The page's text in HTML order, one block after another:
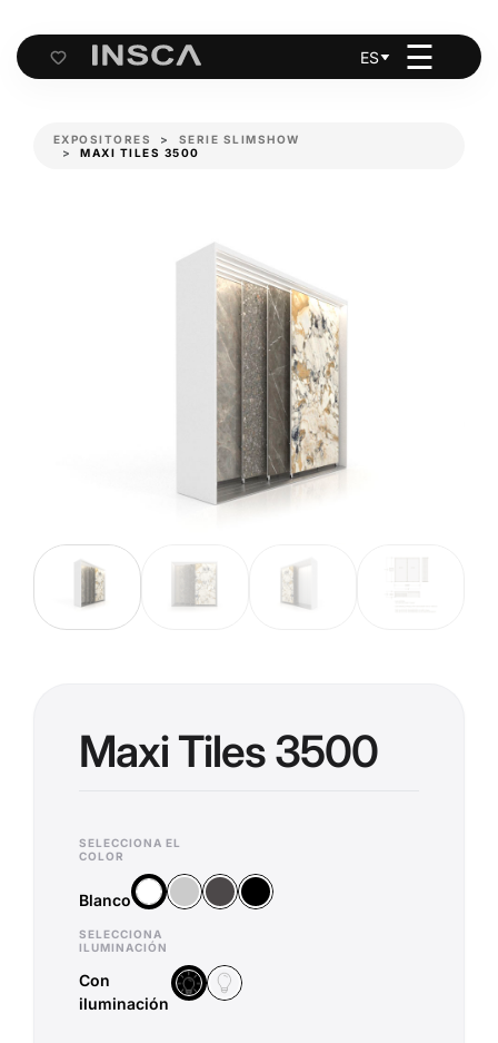
Cart
ES ☰
EXPOSITORES
SERIE SLIMSHOW
MAXI TILES 3500
Maxi Tiles 3500
SELECCIONA EL
COLOR
Blanco
BlancoPlataAntracitaNegro
SELECCIONA
ILUMINACIÓN
Con
iluminación
Con iluminación
Sin iluminación